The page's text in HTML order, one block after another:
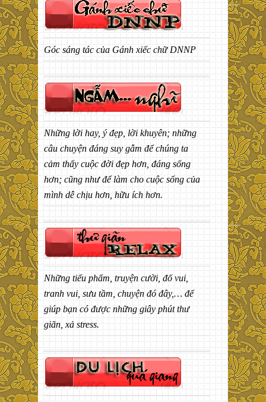
Góc sáng tác của Gánh xiếc chữ DNNP
Những lời hay, ý đẹp, lời khuyên; những
câu chuyện đáng suy gẫm để chúng ta
cảm thấy cuộc đời đẹp hơn, đáng sống
hơn; cũng như để làm cho cuộc sống của
mình dễ chịu hơn, hữu ích hơn.
Những tiểu phẩm, truyện cười, đố vui,
tranh vui, sưu tầm, chuyện đó đây,… để
giúp bạn có được những giây phút thư
giãn, xả stress.